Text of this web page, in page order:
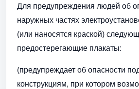
Для предупреждения людей об
наружных частях
(или наносятся краской)
предостерегающие плакаты:
(предупреждает об опасности
конструкциям, при котором